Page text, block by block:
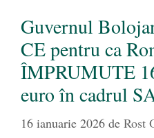
Guvernul
CE pentru ca
ÎMPRUMUTE
euro în cadrul
16 ianuarie 2026 de Rost